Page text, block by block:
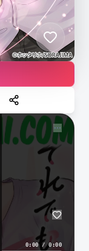
0:00/0:00